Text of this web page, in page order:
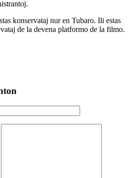
konservataj nur en Tubaro. Ili estas
de la devena platformo de la filmo.